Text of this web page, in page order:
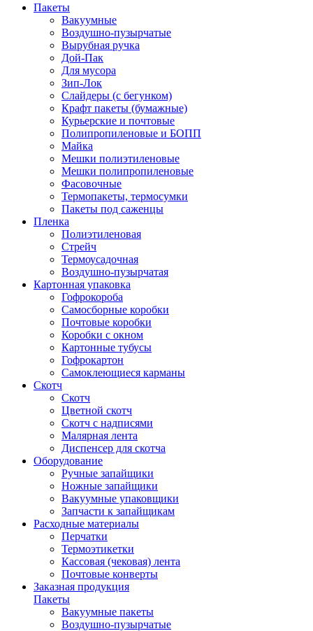
Пакеты
Вакуумные
Воздушно-пузырчатые
Вырубная ручка
Дой-Пак
Для мусора
Зип-Лок
Слайдеры (с бегунком)
Крафт пакеты (бумажные)
Курьерские и почтовые
Полипропиленовые и БОПП
Майка
Мешки полиэтиленовые
Мешки полипропиленовые
Фасовочные
Термопакеты, термосумки
Пакеты под саженцы
Пленка
Полиэтиленовая
Стрейч
Термоусадочная
Воздушно-пузырчатая
Картонная упаковка
Гофрокороба
Самосборные коробки
Почтовые коробки
Коробки с окном
Картонные тубусы
Гофрокартон
Самоклеющиеся карманы
Скотч
Скотч
Цветной скотч
Скотч с надписями
Малярная лента
Диспенсер для скотча
Оборудование
Ручные запайщики
Ножные запайщики
Вакуумные упаковщики
Запчасти к запайщикам
Расходные материалы
Перчатки
Термоэтикетки
Кассовая (чековая) лента
Почтовые конверты
Заказная продукция
Пакеты
Вакуумные пакеты
Воздушно-пузырчатые